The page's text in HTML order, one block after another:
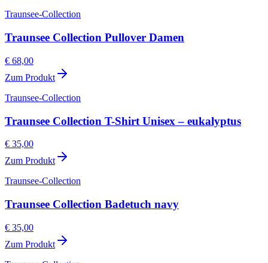
Traunsee-Collection
Traunsee Collection Pullover Damen
€ 68,00
Zum Produkt
Traunsee-Collection
Traunsee Collection T-Shirt Unisex – eukalyptus
€ 35,00
Zum Produkt
Traunsee-Collection
Traunsee Collection Badetuch navy
€ 35,00
Zum Produkt